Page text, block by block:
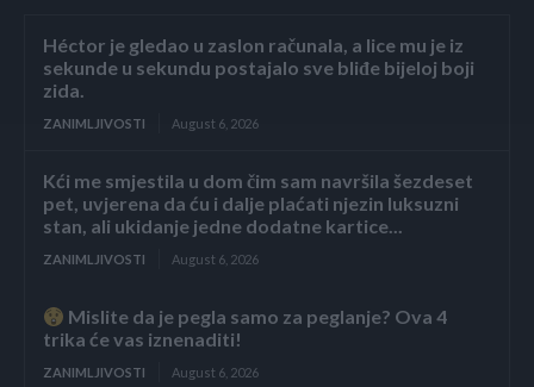
Héctor je gledao u zaslon računala, a lice mu je iz
sekunde u sekundu postajalo sve bliđe bijeloj boji
zida.
ZANIMLJIVOSTI August 6, 2026
Kći me smjestila u dom čim sam navršila šezdeset
pet, uvjerena da ću i dalje plaćati njezin luksuzni
stan, ali ukidanje jedne dodatne kartice...
ZANIMLJIVOSTI August 6, 2026
Mislite da je pegla samo za peglanje? Ova 4
trika će vas iznenaditi!
ZANIMLJIVOSTI August 6, 2026